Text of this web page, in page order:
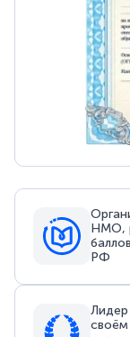
НМО,
РФ
Лидер